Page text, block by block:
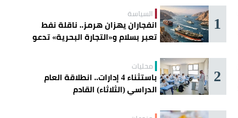
1 السياسة
انفجاران يهزان هرمز.. ناقلة نفط
تعبر بسلام و«التجارة البحرية» تدعو
2 محليات
باستثناء 4 إدارات.. انطلاقة العام
الدراسي (الثلاثاء) القادم